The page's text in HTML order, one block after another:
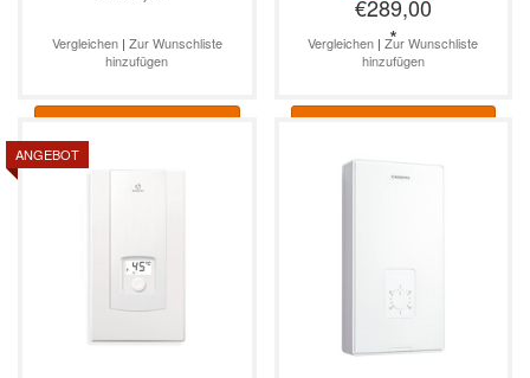
Vergleichen| Zur Wunschliste
hinzufügen
Informationen
€289,00
*
Vergleichen |Zur Wunschliste
hinzufügen
Informationen
ANGEBOT